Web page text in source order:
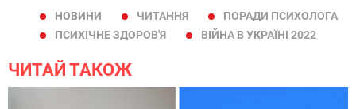
НОВИНИ ЧИТАННЯ
ПОРАДИ ПСИХОЛОГА
ПСИХІЧНЕ ЗДОРОВ'Я
ВІЙНА В УКРАЇНІ 2022
ЧИТАЙ ТАКОЖ